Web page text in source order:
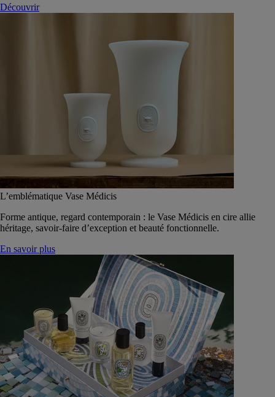
Découvrir
L’emblématique Vase Médicis
Forme antique, regard contemporain : le Vase Médicis en cire allie
héritage, savoir-faire d’exception et beauté fonctionnelle.
En savoir plus